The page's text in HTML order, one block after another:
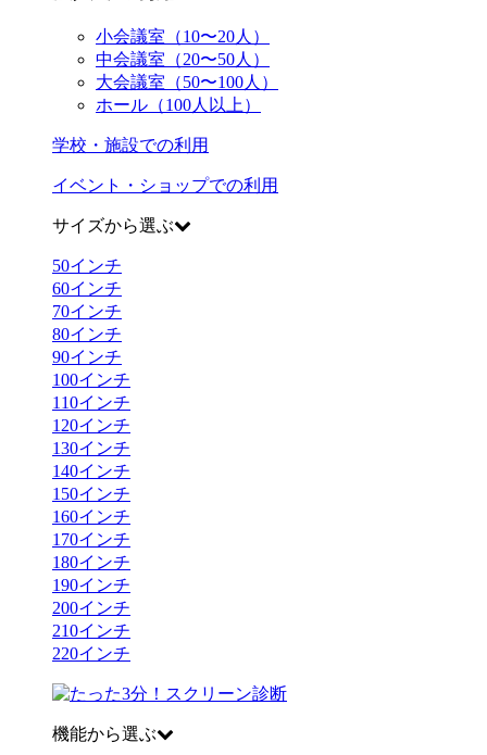
小会議室（10〜20人）
中会議室（20〜50人）
大会議室（50〜100人）
ホール（100人以上）
学校・施設での利用
イベント・ショップでの利用
サイズから選ぶ
50インチ
60インチ
70インチ
80インチ
90インチ
100インチ
110インチ
120インチ
130インチ
140インチ
150インチ
160インチ
170インチ
180インチ
190インチ
200インチ
210インチ
220インチ
機能から選ぶ